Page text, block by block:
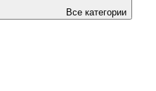
Все категории